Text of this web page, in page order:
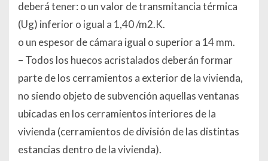
deberá tener: o un valor de transmitancia térmica
(Ug) inferior o igual a 1,40 /m2.K.
o un espesor de cámara igual o superior a 14 mm.
– Todos los huecos acristalados deberán formar
parte de los cerramientos a exterior de la vivienda,
no siendo objeto de subvención aquellas ventanas
ubicadas en los cerramientos interiores de la
vivienda (cerramientos de división de las distintas
estancias dentro de la vivienda).